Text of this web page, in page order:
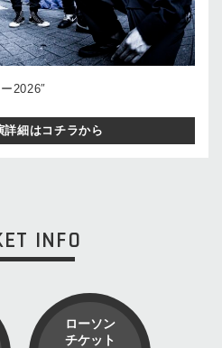
2026″
詳細はコチラから
INFO
ローソン
チケット